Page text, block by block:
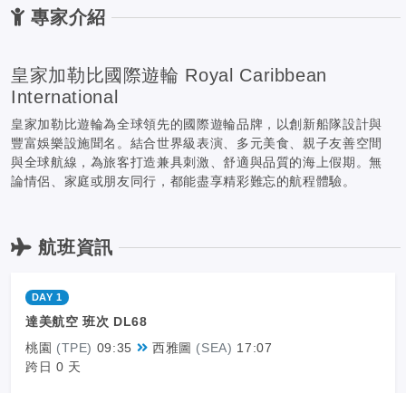
專家介紹
皇家加勒比國際遊輪 Royal Caribbean
International
皇家加勒比遊輪為全球領先的國際遊輪品牌，以創新船隊設計與
豐富娛樂設施聞名。結合世界級表演、多元美食、親子友善空間
與全球航線，為旅客打造兼具刺激、舒適與品質的海上假期。無
論情侶、家庭或朋友同行，都能盡享精彩難忘的航程體驗。
航班資訊
DAY 1
達美航空班次 DL68
桃園 (TPE) 09:35 西雅圖 (SEA) 17:07
跨日 0 天